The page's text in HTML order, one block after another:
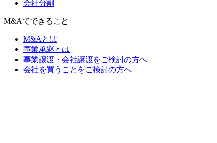
会社分割
M&Aでできること
M&Aとは
事業承継とは
事業譲渡・会社譲渡をご検討の方へ
会社を買うことをご検討の方へ